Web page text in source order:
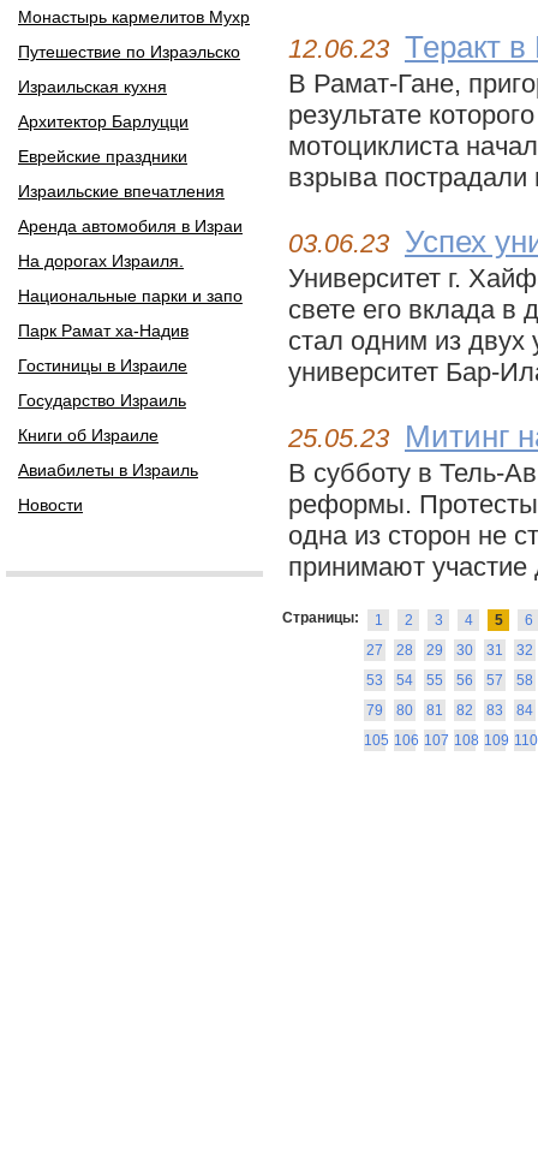
Монастырь кармелитов Мухр
Путешествие по Израэльско
Израильская кухня
Архитектор Барлуцци
Еврейские праздники
Израильские впечатления
Аренда автомобиля в Израи
На дорогах Израиля.
Национальные парки и запо
Парк Рамат ха-Надив
Гостиницы в Израиле
Государство Израиль
Книги об Израиле
Авиабилеты в Израиль
Новости
12.06.23 Теракт
В Рамат-Гане,
результате
мотоциклиста
взрыва
03.06.23 Успех
Университет г.
свете его вклада в
стал одним из двух
университет Бар-
25.05.23 Митинг
В субботу в Тель-
реформы. Протесты
одна из сторон не
принимают
Страницы: 1 2 3 4 5
6
27
28 29 30 31
32
53
54 55 56 57
58
79
80 81 82 83
84
105 106 107 108 109 110